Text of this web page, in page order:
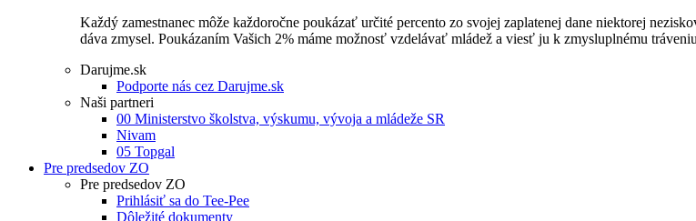
Každý zamestnanec môže každoročne poukázať určité percento zo svojej zaplatenej dane niektorej
dáva zmysel. Poukázaním Vašich 2% máme možnosť vzdelávať mládež a viesť ju k zmysluplnému
Darujme.sk
Podporte nás cez Darujme.sk
Naši partneri
00 Ministerstvo školstva, výskumu, vývoja a mládeže SR
Nivam
05 Topgal
Pre predsedov ZO
Pre predsedov ZO
Prihlásiť sa do Tee-Pee
Dôležité dokumenty